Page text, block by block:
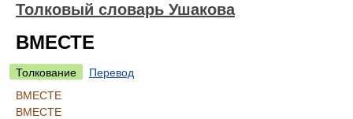
Толковый словарь Ушакова
ВМЕСТЕ
Толкование
Перевод
ВМЕСТЕ
ВМЕСТЕ